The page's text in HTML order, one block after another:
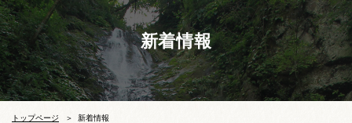
新着情報
文化芸術
文化財 獅子舞 まつり
新着情報
トップページ 新着情報